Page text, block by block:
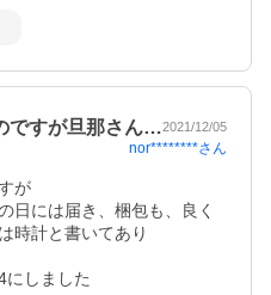
ですが旦那さん…2021/12/05
nor********さん
が
日には届き、梱包も、良く
時計と書いてあり
にしました